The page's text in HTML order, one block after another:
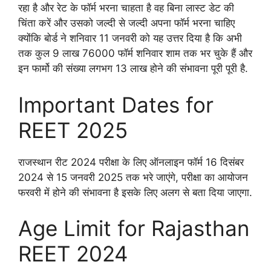
रहा है और रेट के फॉर्म भरना चाहता है वह बिना लास्ट डेट की
चिंता करें और उसको जल्दी से जल्दी अपना फॉर्म भरना चाहिए
क्योंकि बोर्ड ने शनिवार 11 जनवरी को यह उत्तर दिया है कि अभी
तक कुल 9 लाख 76000 फॉर्म शनिवार शाम तक भर चुके हैं और
इन फार्मो की संख्या लगभग 13 लाख होने की संभावना पूरी पूरी है.
Important Dates for
REET 2025
राजस्थान रीट 2024 परीक्षा के लिए ऑनलाइन फॉर्म 16 दिसंबर
2024 से 15 जनवरी 2025 तक भरे जाएंगे, परीक्षा का आयोजन
फरवरी में होने की संभावना है इसके लिए अलग से बता दिया जाएगा.
Age Limit for Rajasthan
REET 2024